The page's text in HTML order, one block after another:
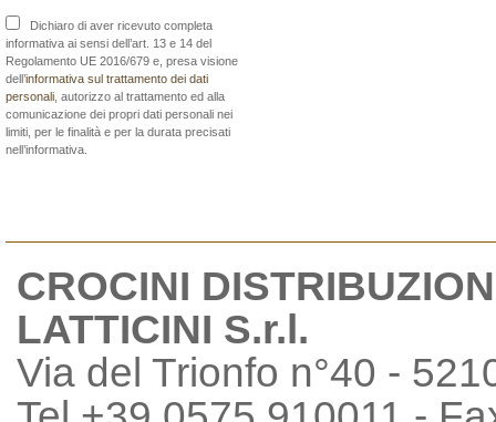
Dichiaro di aver ricevuto completa
informativa ai sensi dell’art. 13 e 14 del
Regolamento UE 2016/679 e, presa visione
dell’informativa sul trattamento dei dati
personali , autorizzo al trattamento ed alla
comunicazione dei propri dati personali nei
limiti, per le finalità e per la durata precisati
nell’informativa.
CROCINI
LATTICINI S.r.l.
Via del Trionfo n°40 -